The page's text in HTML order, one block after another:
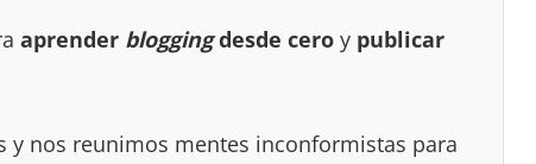
aprender bloggingdesde cero y publicar
y nos reunimos mentes inconformistas para